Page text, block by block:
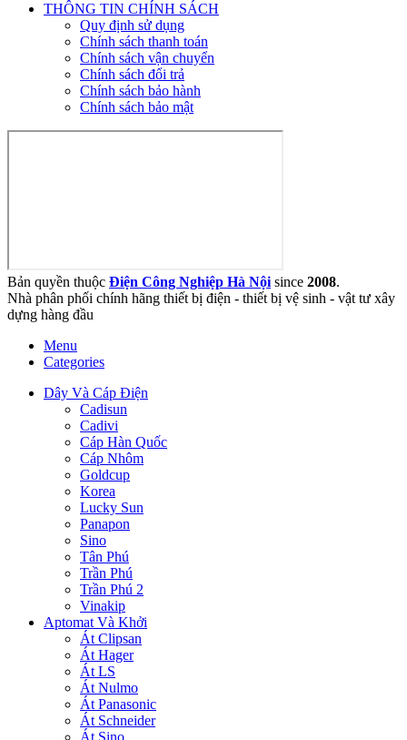
THÔNG TIN CHÍNH SÁCH
Quy định sử dụng
Chính sách thanh toán
Chính sách vận chuyển
Chính sách đổi trả
Chính sách bảo hành
Chính sách bảo mật
Bản quyền thuộc Điện Công Nghiệp Hà Nội since 2008.
Nhà phân phối chính hãng thiết bị điện - thiết bị vệ sinh - vật tư xây
dựng hàng đầu
Menu
Categories
Dây Và Cáp Điện
Cadisun
Cadivi
Cáp Hàn Quốc
Cáp Nhôm
Goldcup
Korea
Lucky Sun
Panapon
Sino
Tân Phú
Trần Phú
Trần Phú 2
Vinakip
Aptomat Và Khởi
Át Clipsan
Át Hager
Át LS
Át Nulmo
Át Panasonic
Át Schneider
Át Sino